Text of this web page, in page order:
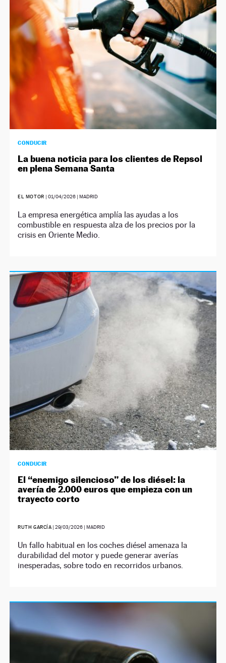
NEWSLETTER
CONDUCIR
La buena noticia para los clientes de Repsol
en plena Semana Santa
EL MOTOR | 01/04/2026| MADRID
La empresa energética amplía las ayudas a los
combustible en respuesta alza de los precios por la
crisis en Oriente Medio.
CONDUCIR
El “enemigo silencioso” de los diésel: la
avería de 2.000 euros que empieza con un
trayecto corto
RUTH GARCÍA |29/03/2026 | MADRID
Un fallo habitual en los coches diésel amenaza la
durabilidad del motor y puede generar averías
inesperadas, sobre todo en recorridos urbanos.